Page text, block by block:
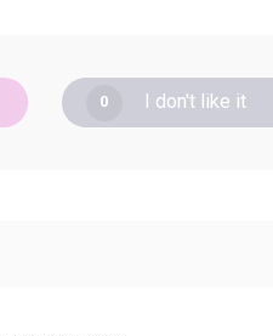
0 I don't like it